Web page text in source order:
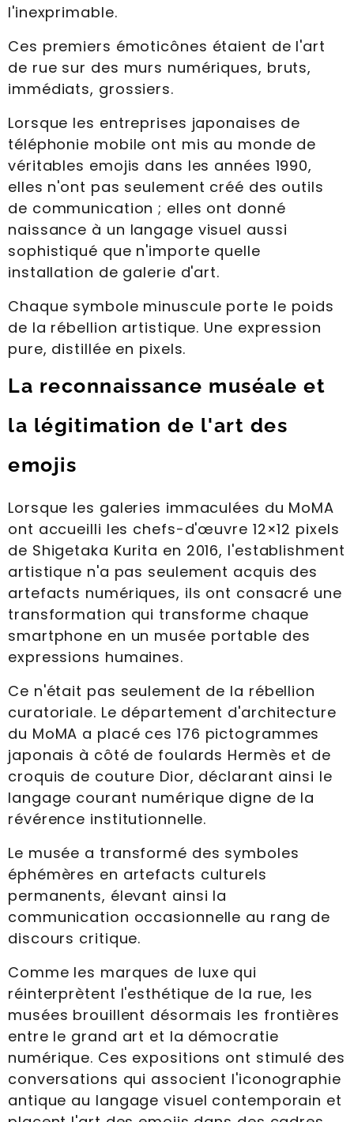
l'inexprimable.
Ces premiers émoticônes étaient de l'art
de rue sur des murs numériques, bruts,
immédiats, grossiers.
Lorsque les entreprises japonaises de
téléphonie mobile ont mis au monde de
véritables emojis dans les années 1990,
elles n'ont pas seulement créé des outils
de communication ; elles ont donné
naissance à un langage visuel aussi
sophistiqué que n'importe quelle
installation de galerie d'art.
Chaque symbole minuscule porte le poids
de la rébellion artistique. Une expression
pure, distillée en pixels.
La reconnaissance muséale et
la légitimation de l'art des
emojis
Lorsque les galeries immaculées du MoMA
ont accueilli les chefs-d'œuvre 12×12 pixels
de Shigetaka Kurita en 2016, l'establishment
artistique n'a pas seulement acquis des
artefacts numériques, ils ont consacré une
transformation qui transforme chaque
smartphone en un musée portable des
expressions humaines.
Ce n'était pas seulement de la rébellion
curatoriale. Le département d'architecture
du MoMA a placé ces 176 pictogrammes
japonais à côté de foulards Hermès et de
croquis de couture Dior, déclarant ainsi le
langage courant numérique digne de la
révérence institutionnelle.
Le musée a transformé des symboles
éphémères en artefacts culturels
permanents, élevant ainsi la
communication occasionnelle au rang de
discours critique.
Comme les marques de luxe qui
réinterprètent l'esthétique de la rue, les
musées brouillent désormais les frontières
entre le grand art et la démocratie
numérique. Ces expositions ont stimulé des
conversations qui associent l'iconographie
antique au langage visuel contemporain et